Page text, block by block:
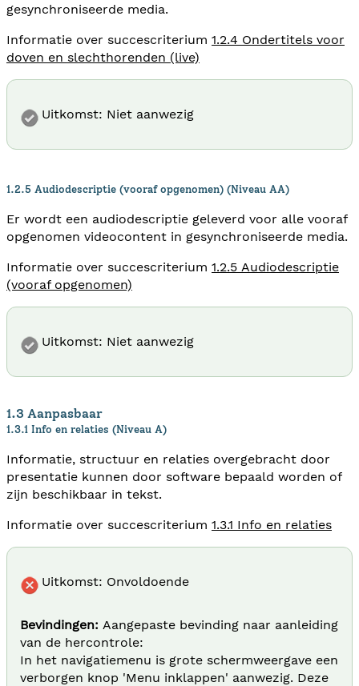
gesynchroniseerde media.
Informatie over succescriterium 1.2.4 Ondertitels voor
doven en slechthorenden (live)
Uitkomst: Niet aanwezig
1.2.5 Audiodescriptie (vooraf opgenomen) (Niveau AA)
Er wordt een audiodescriptie geleverd voor alle vooraf
opgenomen videocontent in gesynchroniseerde media.
Informatie over succescriterium 1.2.5 Audiodescriptie
(vooraf opgenomen)
Uitkomst: Niet aanwezig
1.3 Aanpasbaar
1.3.1 Info en relaties (Niveau A)
Informatie, structuur en relaties overgebracht door
presentatie kunnen door software bepaald worden of
zijn beschikbaar in tekst.
Informatie over succescriterium 1.3.1 Info en relaties
Uitkomst: Onvoldoende
Bevindingen: Aangepaste bevinding naar aanleiding
van de hercontrole:
In het navigatiemenu is grote schermweergave een
verborgen knop 'Menu inklappen' aanwezig. Deze